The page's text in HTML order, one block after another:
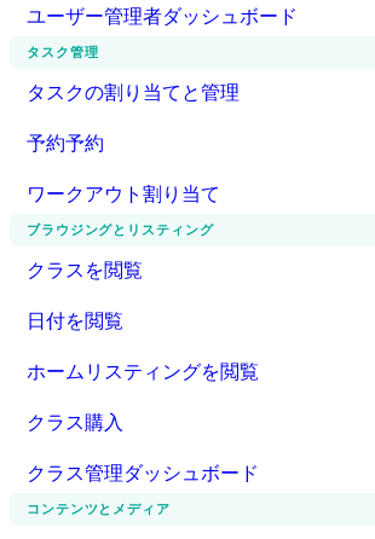
ユーザー管理者ダッシュボード
タスク管理
タスクの割り当てと管理
予約予約
ワークアウト割り当て
ブラウジングとリスティング
クラスを閲覧
日付を閲覧
ホームリスティングを閲覧
クラス購入
クラス管理ダッシュボード
コンテンツとメディア